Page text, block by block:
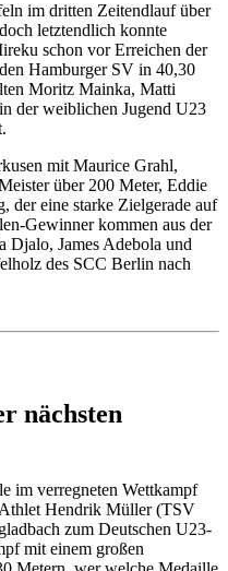
im dritten Zeitendlauf über
letztendlich konnte
schon vor Erreichen der
Hamburger SV in 40,30
Moritz Mainka, Matti
der weiblichen Jugend U23
mit Maurice Grahl,
über 200 Meter, Eddie
der eine starke Zielgerade auf
Gewinner kommen aus der
Djalo, James Adebola und
des SCC Berlin nach
nächsten
im verregneten Wettkampf
Hendrik Müller (TSV
zum Deutschen U23-
mit einem großen